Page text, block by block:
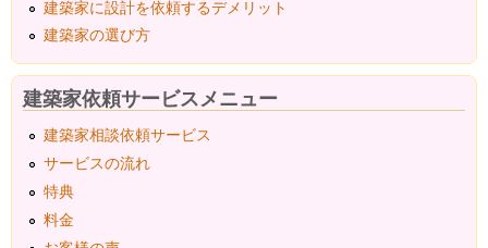
建築家に設計を依頼するデメリット
建築家の選び方
建築家依頼サービスメニュー
建築家相談依頼サービス
サービスの流れ
特典
料金